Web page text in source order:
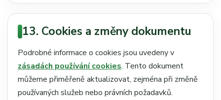
13. Cookies a změny dokumentu
Podrobné informace o cookies jsou uvedeny v
zásadách používání cookies. Tento dokument
můžeme přiměřeně aktualizovat, zejména při změně
používaných služeb nebo právních požadavků.